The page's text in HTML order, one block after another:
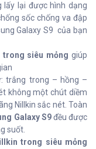
lại được hình dạng
sốc chống va đập
Galaxy S9 của bạn
trong siêu mỏng giúp
trắng trong – hồng –
không một chút diềm
Nillkin sắc nét. Toàn
Galaxy S9đều được
suốt.
trong siêu mỏng